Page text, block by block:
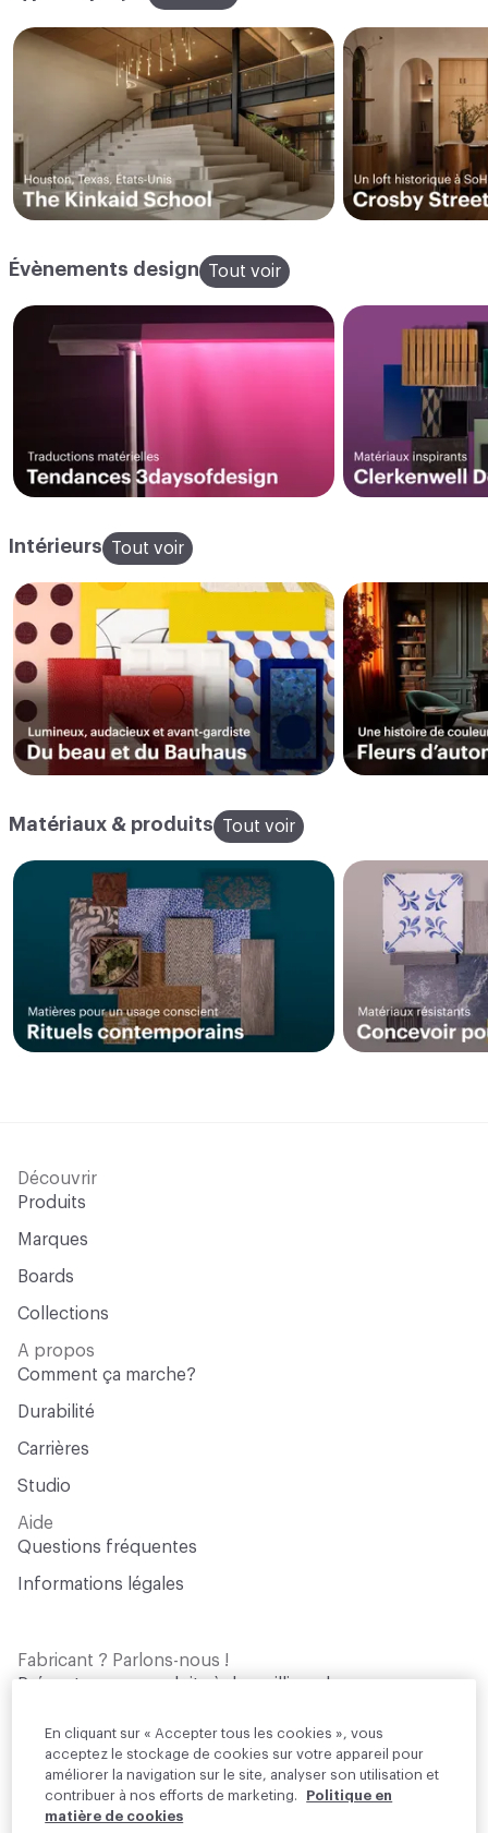
Évènements design Tout voir
Intérieurs Tout voir
Matériaux & produits Tout voir
Découvrir
Produits
Marques
Boards
Collections
A propos
Comment ça marche?
Durabilité
Carrières
Studio
Aide
Questions fréquentes
Informations légales
Fabricant ? Parlons-nous !
Présentez vos produits à des milliers de
recherche de matériaux pour leurs projets
Rejoignez-nous
En cliquant sur « Accepter tous les cookies », vous
acceptez le stockage de cookies sur votre appareil pour
améliorer la navigation sur le site, analyser son utilisation et
contribuer à nos efforts de marketing.
Politique en
matière de cookies